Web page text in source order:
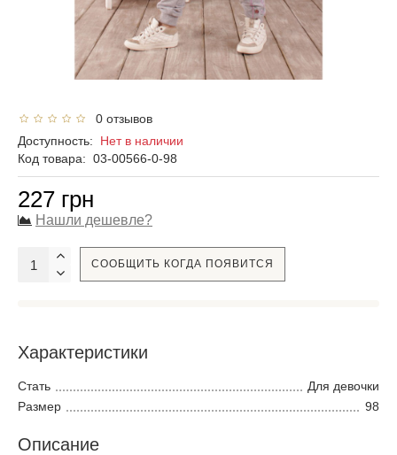
0 отзывов
Доступность: Нет в наличии
Код товара: 03-00566-0-98
227 грн
Нашли дешевле?
СООБЩИТЬ КОГДА ПОЯВИТСЯ
Характеристики
Стать
Для девочки
Размер
98
Описание